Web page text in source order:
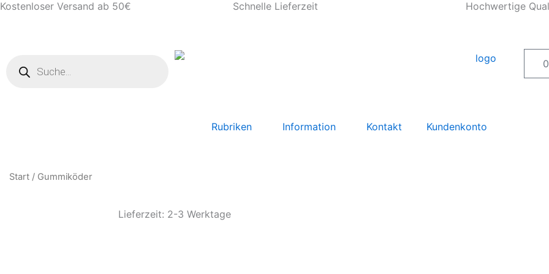
Zum
Kostenloser Versand ab 50€ Schnelle Lieferzeit Hochwertige
Rubriken Information Kontakt Kundenkonto
Start / Gummiköder
Lieferzeit: 2-3 Werktage